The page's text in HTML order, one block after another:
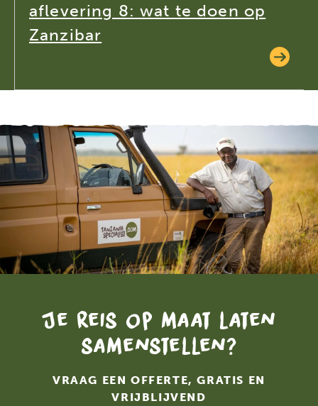
aflevering 8: wat te doen op
Zanzibar
Je reis op maat laten
samenstellen?
VRAAG EEN OFFERTE, GRATIS EN
VRIJBLIJVEND